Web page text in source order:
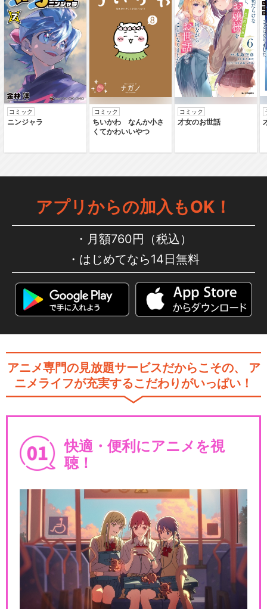
コミック
ニンジャラ
コミック
ちいかわ なんか小さ
くてかわいいやつ
コミック
才女のお世話
アプリからの加入もOK！
月額760円（税込）
はじめてなら14日無料
アニメ専門の見放題サービスだからこその、
ア
ニメライフが充実するこだわりがいっぱい！
快適・便利にアニメを視
聴！